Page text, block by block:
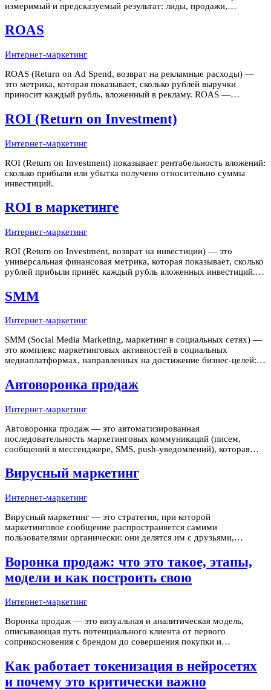
измеримый и предсказуемый результат: лиды, продажи,
бюджета привязан к конкретному KPI, и его отдача измеряется в
режиме
ROAS
Интернет-маркетинг
ROAS (Return on Ad Spend, возврат на рекламные расходы) —
это метрика, которая показывает, сколько рублей выручки
приносит каждый рубль, вложенный в рекламу. ROAS —
контекстной и таргетированной рекламе. В отличие от ROI,
который учитывает в
ROI (Return on Investment)
Интернет-маркетинг
ROI (Return on Investment) показывает рентабельность вложений:
сколько прибыли или убытка получено относительно суммы
инвестиций.
ROI в маркетинге
Интернет-маркетинг
ROI (Return on Investment, возврат на инвестиции) — это
универсальная финансовая метрика, которая показывает, сколько
рублей прибыли принёс каждый рубль вложенных инвестиций. В
рекламных кампаний, каналов продвижения и маркетинговых
активностей в
SMM
Интернет-маркетинг
SMM (Social Media Marketing, маркетинг в социальных сетях) —
это комплекс маркетинговых активностей в социальных
медиаплатформах, направленных на достижение бизнес-целей:
создание сообщества вокруг продукта и удержание клиентов.
SMM включает орг
Автоворонка продаж
Интернет-маркетинг
Автоворонка продаж — это автоматизированная
последовательность маркетинговых коммуникаций (писем,
сообщений в мессенджере, SMS, push-уведомлений), которая
покупки и повторных продаж без участия живого менеджера.
Ключевое слово — "автомати
Вирусный маркетинг
Интернет-маркетинг
Вирусный маркетинг — это стратегия, при которой
маркетинговое сообщение распространяется самими
пользователями органически: они делятся им с друзьями,
сообщение размножается экспоненциально, охватывая
аудиторию, до которой рекламодатель никогда не
Воронка продаж: что это такое, этапы,
модели и как построить свою
Интернет-маркетинг
Воронка продаж — это визуальная и аналитическая модель,
описывающая путь потенциального клиента от первого
соприкосновения с брендом до совершения покупки и
следующем этапе людей становится всё меньше: из тысячи
человек, узнавших о продукте
Как работает токенизация в нейросетях
и почему это критически важно